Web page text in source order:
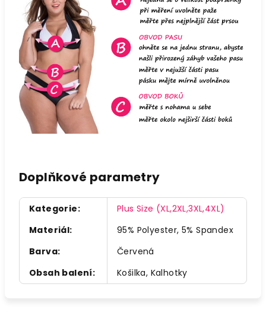
Doplňkové parametry
Kategorie:
Plus Size (XL,2XL,3XL,4XL)
Materiál:
95% Polyester, 5% Spandex
Barva:
Červená
Obsah balení: Košilka, Kalhotky